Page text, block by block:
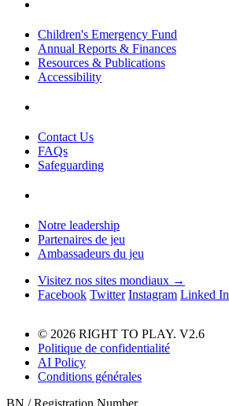
Children's Emergency Fund
Annual Reports & Finances
Resources & Publications
Accessibility
Contact Us
FAQs
Safeguarding
Notre leadership
Partenaires de jeu
Ambassadeurs du jeu
Visitez nos sites mondiaux →
Facebook Twitter Instagram Linked In
© 2026 RIGHT TO PLAY. V2.6
Politique de confidentialité
AI Policy
Conditions générales
BN / Registration Number